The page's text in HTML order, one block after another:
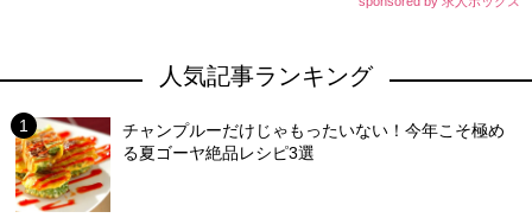
人気記事ランキング
チャンプルーだけじゃもったいない！今年こそ極め
る夏ゴーヤ絶品レシピ3選